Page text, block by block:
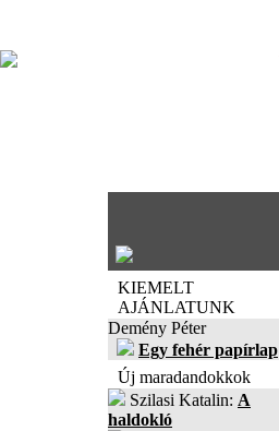
KIEMELT
AJÁNLATUNK
Demény Péter
Egy fehér papírlap
Új maradandokkok
Szilasi Katalin: A
haldokló